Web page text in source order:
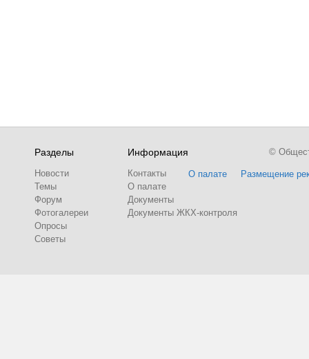
Разделы
Новости
Темы
Форум
Фотогалереи
Опросы
Советы
Информация
Контакты
О палате
Документы
Документы ЖКХ-контроля
О палате Размещение
©